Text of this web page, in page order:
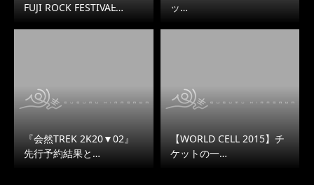
FUJI ROCK FESTIVAL̵…
ッ…
『会然TREK 2K20▼02』
先行予約結果と…
【WORLD CELL 2015】チ
ケットの一…